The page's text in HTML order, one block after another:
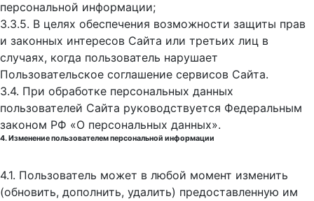
персональной информации;
3.3.5. В целях обеспечения возможности защиты прав
и законных интересов Сайта или третьих лиц в
случаях, когда пользователь нарушает
Пользовательское соглашение сервисов Сайта.
3.4. При обработке персональных данных
пользователей Сайта руководствуется Федеральным
законом РФ «О персональных данных».
4. Изменение пользователем персональной информации
4.1. Пользователь может в любой момент изменить
(обновить, дополнить, удалить) предоставленную им